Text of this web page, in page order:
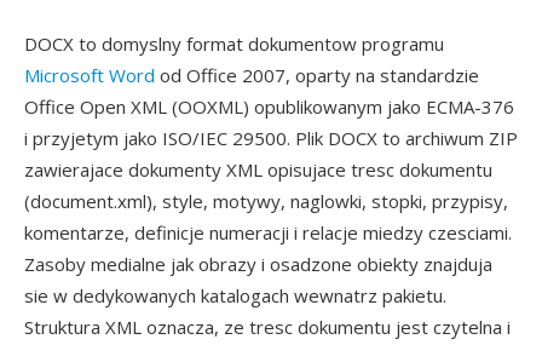
DOCX to domyslny format dokumentow programu
Microsoft Word od Office 2007, oparty na standardzie
Office Open XML (OOXML) opublikowanym jako ECMA-376
i przyjetym jako ISO/IEC 29500. Plik DOCX to archiwum ZIP
zawierajace dokumenty XML opisujace tresc dokumentu
(document.xml), style, motywy, naglowki, stopki, przypisy,
komentarze, definicje numeracji i relacje miedzy czesciami.
Zasoby medialne jak obrazy i osadzone obiekty znajduja
sie w dedykowanych katalogach wewnatrz pakietu.
Struktura XML oznacza, ze tresc dokumentu jest czytelna i